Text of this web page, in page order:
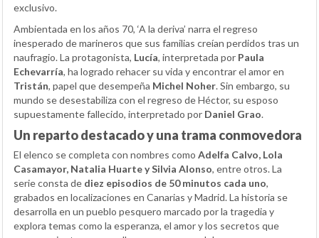
exclusivo.
Ambientada en los años 70, ‘A la deriva’ narra el regreso
inesperado de marineros que sus familias creían perdidos tras un
naufragio. La protagonista, Lucía, interpretada por Paula
Echevarría, ha logrado rehacer su vida y encontrar el amor en
Tristán, papel que desempeña Michel Noher. Sin embargo, su
mundo se desestabiliza con el regreso de Héctor, su esposo
supuestamente fallecido, interpretado por Daniel Grao.
Un reparto destacado y una trama conmovedora
El elenco se completa con nombres como Adelfa Calvo, Lola
Casamayor, Natalia Huarte y Silvia Alonso, entre otros. La
serie consta de diez episodios de 50 minutos cada uno,
grabados en localizaciones en Canarias y Madrid. La historia se
desarrolla en un pueblo pesquero marcado por la tragedia y
explora temas como la esperanza, el amor y los secretos que